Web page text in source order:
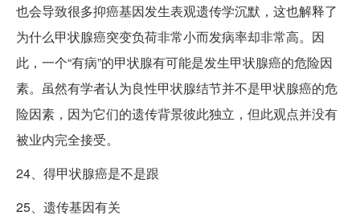
也会导致很多抑癌基因发生表观遗传学沉默，这也解释了
为什么甲状腺癌突变负荷非常小而发病率却非常高。因
此，一个“有病”的甲状腺有可能是发生甲状腺癌的危险因
素。虽然有学者认为良性甲状腺结节并不是甲状腺癌的危
险因素，因为它们的遗传背景彼此独立，但此观点并没有
被业内完全接受。
24、得甲状腺癌是不是跟
25、遗传基因有关